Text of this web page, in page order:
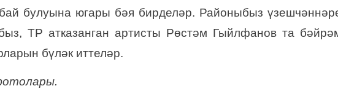
булуына югары бәя бирделәр. Районыбыз
ТР атказанган артисты Рөстәм Гыйлфанов та
бүләк иттеләр.